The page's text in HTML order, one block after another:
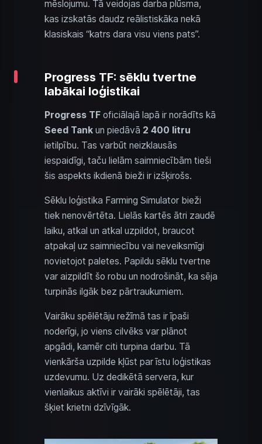
mēslojumu. Tā veidojas darba plūsma,
kas izskatās daudz reālistiskāka nekā
klasiskais “katrs dara visu viens pats”.
Progress TF: sēklu tvertne
labākai loģistikai
Progress TF oficiālajā lapā ir norādīts kā
Seed Tank un piedāvā 2 400 litru
ietilpību. Tas varbūt neizklausās
iespaidīgi, taču lielām saimniecībām tieši
šis aspekts ikdienā bieži ir izšķirošs.
Sēklu loģistika Farming Simulator bieži
tiek nenovērtēta. Lielās kartēs ātri zaudē
laiku, atkal un atkal uzpildot, braucot
atpakaļ uz saimniecību vai neveiksmīgi
novietojot paletes. Papildu sēklu tvertne
var aizpildīt šo robu un nodrošināt, ka sēja
turpinās ilgāk bez pārtraukumiem.
Vairāku spēlētāju režīmā tas ir īpaši
noderīgi, jo viens cilvēks var plānot
apgādi, kamēr citi turpina darbu. Tā
vienkārša uzpilde kļūst par īstu loģistikas
uzdevumu. Uz dedikētā servera, kur
vienlaikus aktīvi ir vairāki spēlētāji, tas
šķiet krietni dzīvīgāk.